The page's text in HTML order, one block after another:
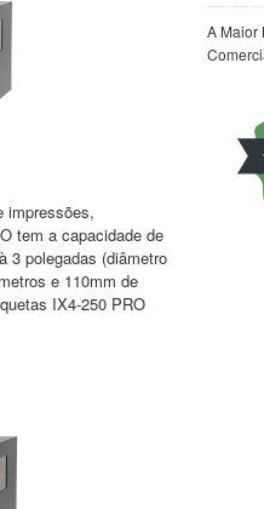
A Maior
impressões,
tem a capacidade de
3 polegadas (diâmetro
e 110mm de
IX4-250 PRO